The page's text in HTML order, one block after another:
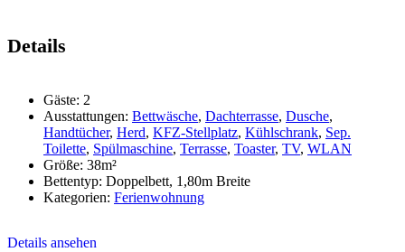
Details
Gäste: 2
Ausstattungen: Bettwäsche, Dachterrasse, Dusche,
Handtücher, Herd, KFZ-Stellplatz, Kühlschrank, Sep.
Toilette, Spülmaschine, Terrasse, Toaster, TV, WLAN
Größe: 38m²
Bettentyp: Doppelbett, 1,80m Breite
Kategorien: Ferienwohnung
Details ansehen